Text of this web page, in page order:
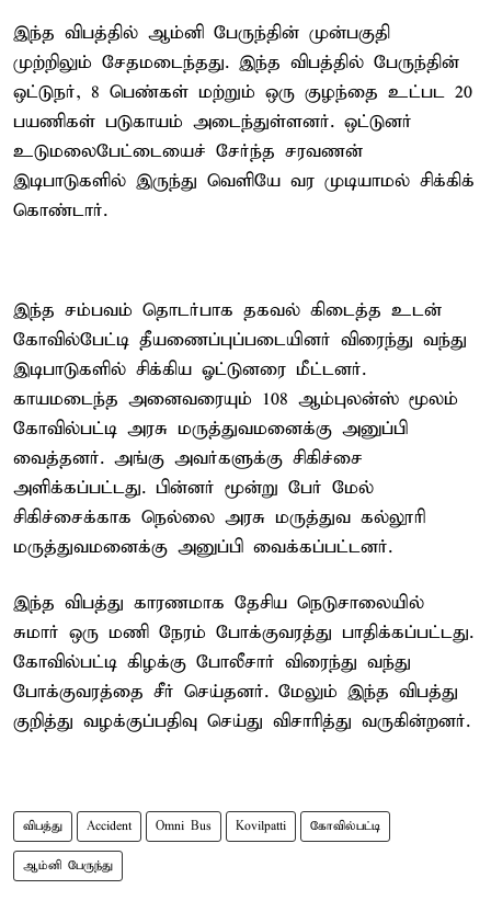
இந்த விபத்தில் ஆம்னி பேருந்தின் முன்பகுதி
முற்றிலும் சேதமடைந்தது. இந்த விபத்தில் பேருந்தின்
ஒட்டுநர், 8 பெண்கள் மற்றும் ஒரு குழந்தை உட்பட 20
பயணிகள் படுகாயம் அடைந்துள்ளனர். ஒட்டுனர்
உடுமலைபேட்டையைச் சேர்ந்த சரவணன்
இடிபாடுகளில் இருந்து வெளியே வர முடியாமல் சிக்கிக்
கொண்டார்.
இந்த சம்பவம் தொடர்பாக தகவல் கிடைத்த உடன்
கோவில்பேட்டி தீயணைப்புப்படையினர் விரைந்து வந்து
இடிபாடுகளில் சிக்கிய ஓட்டுனரை மீட்டனர்.
காயமடைந்த அனைவரையும் 108 ஆம்புலன்ஸ் மூலம்
கோவில்பட்டி அரசு மருத்துவமனைக்கு அனுப்பி
வைத்தனர். அங்கு அவர்களுக்கு சிகிச்சை
அளிக்கப்பட்டது. பின்னர் மூன்று பேர் மேல்
சிகிச்சைக்காக நெல்லை அரசு மருத்துவ கல்லூரி
மருத்துவமனைக்கு அனுப்பி வைக்கப்பட்டனர்.
இந்த விபத்து காரணமாக தேசிய நெடுசாலையில்
சுமார் ஒரு மணி நேரம் போக்குவரத்து பாதிக்கப்பட்டது.
கோவில்பட்டி கிழக்கு போலீசார் விரைந்து வந்து
போக்குவரத்தை சீர் செய்தனர். மேலும் இந்த விபத்து
குறித்து வழக்குப்பதிவு செய்து விசாரித்து வருகின்றனர்.
விபத்து Accident Omni Bus Kovilpatti கோவில்பட்டி
ஆம்னி பேருந்து